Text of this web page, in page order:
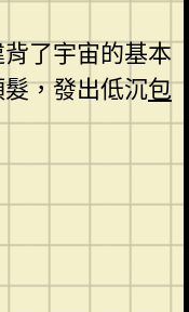
了宇宙的基本
，發出低沉包